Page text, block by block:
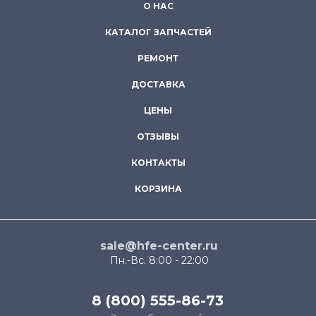
О НАС
КАТАЛОГ ЗАПЧАСТЕЙ
РЕМОНТ
ДОСТАВКА
ЦЕНЫ
ОТЗЫВЫ
КОНТАКТЫ
КОРЗИНА
sale@hfe-center.ru
Пн.-Вс. 8:00 - 22:00
8 (800) 555-86-73